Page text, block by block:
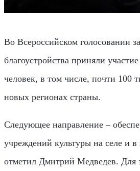
Во Всероссийском голосовании
благоустройства приняли
человек, в том числе, почти 100
новых регионах страны.
Следующее направление –
учреждений культуры на селе и в
отметил Дмитрий Медведев. Для